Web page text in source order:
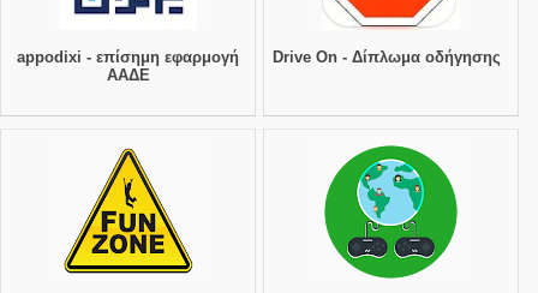
appodixi - επίσημη εφαρμογή
ΑΑΔΕ
Drive On - Δίπλωμα οδήγησης